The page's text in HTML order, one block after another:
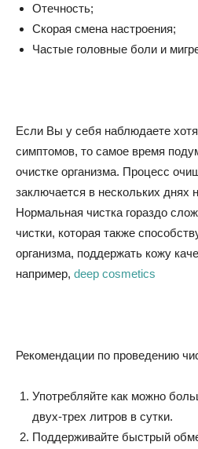
Отечность;
Скорая смена настроения;
Частые головные боли и
Если Вы у себя наблюдаете
симптомов, то самое время
очистке организма. Процесс
заключается в нескольких днях
Нормальная чистка гораздо
чистки, которая также
организма, поддержать кожу
например, deep cosmetics
Рекомендации по проведению
Употребляйте как можно
двух-трех литров в сутки.
Поддерживайте быстрый